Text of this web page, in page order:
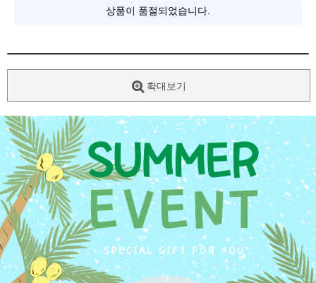
상품이 품절되었습니다.
확대보기